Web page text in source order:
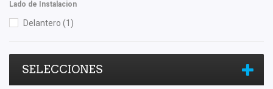
Lado de Instalacion
Delantero (1)
SELECCIONES